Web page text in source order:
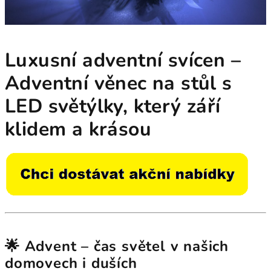
Luxusní adventní svícen –
Adventní věnec na stůl s
LED světýlky, který září
klidem a krásou
🌟 Advent – čas světel v našich
domovech i duších